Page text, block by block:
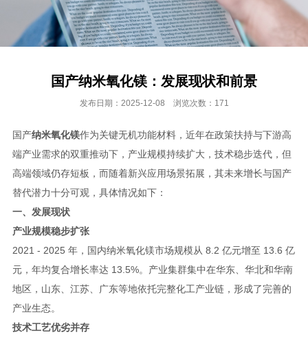
国产纳米氧化镁：发展现状和前景
发布日期：2025-12-08 浏览次数：171
国产纳米氧化镁作为关键无机功能材料，近年在政策扶持与下游高
端产业需求的双重推动下，产业规模持续扩大，技术稳步迭代，但
高端领域仍存短板，而随着新兴应用场景拓展，其未来增长与国产
替代潜力十分可观，具体情况如下：
一、发展现状
产业规模稳步扩张
2021 - 2025 年，国内纳米氧化镁市场规模从 8.2 亿元增至 13.6 亿
元，年均复合增长率达 13.5%。产业集群集中在华东、华北和华南
地区，山东、江苏、广东等地依托完整化工产业链，形成了完善的
产业生态。
技术工艺优劣并存